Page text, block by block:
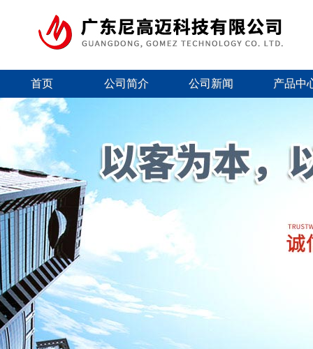
首页 公司简介 公司新闻 产品中